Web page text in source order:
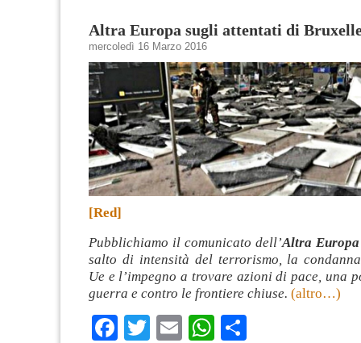
Altra Europa sugli attentati di
mercoledì 16 Marzo 2016
[Red]
Pubblichiamo il comunicato dell’Altra
salto di intensità del terrorismo, la
Ue e l’impegno a trovare azioni di pace, una
guerra e contro le frontiere chiuse. (altro…)
Facebook
TwitterEmailWhatsApp